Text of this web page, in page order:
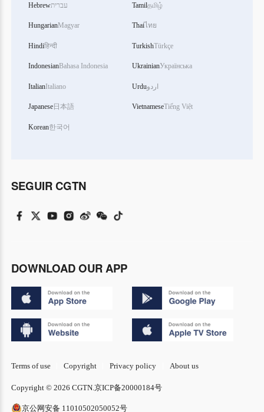
Hebrewעברית
HungarianMagyar
Hindiहिन्दी
IndonesianBahasa Indonesia
ItalianItaliano
Japanese日本語
Korean한국어
Tamilதமிழ்
Thaiไทย
TurkishTürkçe
UkrainianУкраїнська
Urduاردو
VietnameseTiếng Việt
SEGUIR CGTN
DOWNLOAD OUR APP
Terms of use Copyright Privacy policy About us
Copyright © 2026 CGTN.京ICP备20000184号
京公网安备 11010502050052号